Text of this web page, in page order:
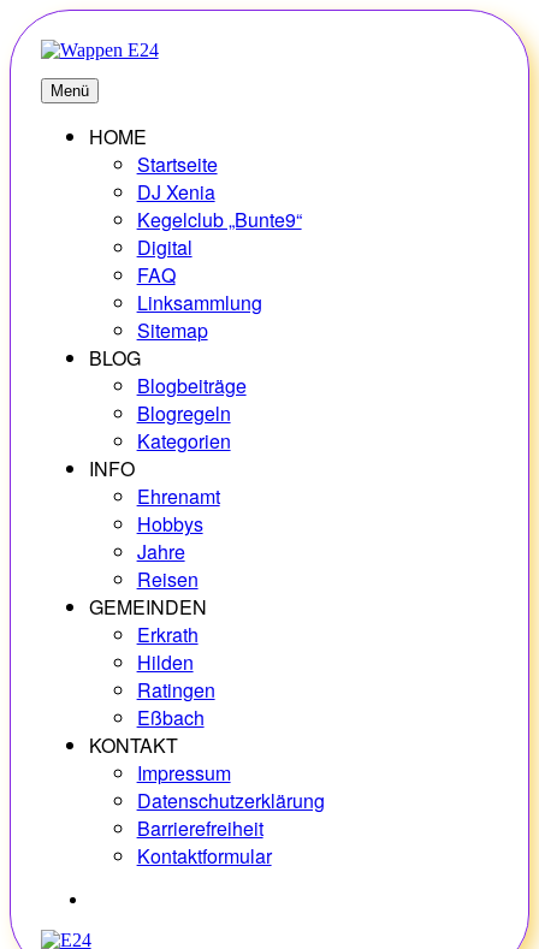
Zum
Inhalt
springen
E24
Erlebnisse – Hobbys – Vielfalt
Menü
HOME
Startseite
DJ Xenia
Kegelclub „Bunte9“
Digital
FAQ
Linksammlung
Sitemap
BLOG
Blogbeiträge
Blogregeln
Kategorien
INFO
Ehrenamt
Hobbys
Jahre
Reisen
GEMEINDEN
Erkrath
Hilden
Ratingen
Eßbach
KONTAKT
Impressum
Datenschutzerklärung
Barrierefreiheit
Kontaktformular